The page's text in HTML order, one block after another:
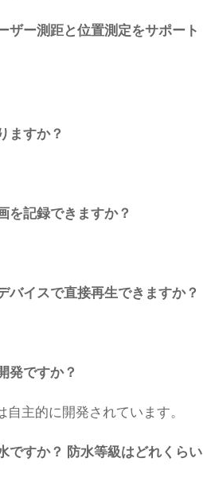
ザー測距と位置測定をサポート
ますか？
を記録できますか？
バイスで直接再生できますか？
発ですか？
主的に開発されています。
ですか？ 防水等級はどれくらい